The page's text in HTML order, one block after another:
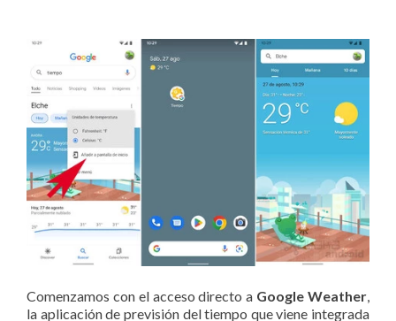
Comenzamos con el acceso directo a Google Weather,
la aplicación de previsión del tiempo que viene integrada